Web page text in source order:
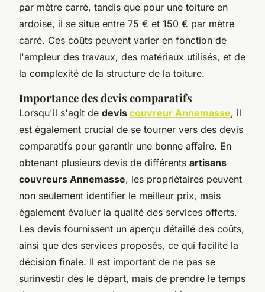
par mètre carré, tandis que pour une toiture en
ardoise, il se situe entre 75 € et 150 € par mètre
carré. Ces coûts peuvent varier en fonction de
l'ampleur des travaux, des matériaux utilisés, et de
la complexité de la structure de la toiture.
Importance des devis comparatifs
Lorsqu'il s'agit de devis couvreur Annemasse, il
est également crucial de se tourner vers des devis
comparatifs pour garantir une bonne affaire. En
obtenant plusieurs devis de différents artisans
couvreurs Annemasse, les propriétaires peuvent
non seulement identifier le meilleur prix, mais
également évaluer la qualité des services offerts.
Les devis fournissent un aperçu détaillé des coûts,
ainsi que des services proposés, ce qui facilite la
décision finale. Il est important de ne pas se
surinvestir dès le départ, mais de prendre le temps